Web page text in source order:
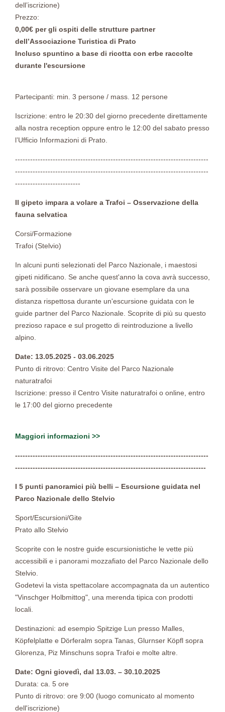
dell’iscrizione)
Prezzo:
0,00€ per gli ospiti delle strutture partner
dell’Associazione Turistica di Prato
Incluso spuntino a base di ricotta con erbe raccolte
durante l'escursione
Partecipanti: min. 3 persone / mass. 12 persone
Iscrizione: entro le 20:30 del giorno precedente direttamente
alla nostra reception oppure entro le 12:00 del sabato presso
l’Ufficio Informazioni di Prato.
-----------------------------------------------------------------------------
-----------------------------------------------------------------------------
--------------------------
Il gipeto impara a volare a Trafoi – Osservazione della
fauna selvatica
Corsi/Formazione
Trafoi (Stelvio)
In alcuni punti selezionati del Parco Nazionale, i maestosi
gipeti nidificano. Se anche quest'anno la cova avrà successo,
sarà possibile osservare un giovane esemplare da una
distanza rispettosa durante un'escursione guidata con le
guide partner del Parco Nazionale. Scoprite di più su questo
prezioso rapace e sul progetto di reintroduzione a livello
alpino.
Date: 13.05.2025 - 03.06.2025
Punto di ritrovo: Centro Visite del Parco Nazionale
naturatrafoi
Iscrizione: presso il Centro Visite naturatrafoi o online, entro
le 17:00 del giorno precedente
Maggiori informazioni >>
-----------------------------------------------------------------------------
----------------------------------------------------------------------------
I 5 punti panoramici più belli – Escursione guidata nel
Parco Nazionale dello Stelvio
Sport/Escursioni/Gite
Prato allo Stelvio
Scoprite con le nostre guide escursionistiche le vette più
accessibili e i panorami mozzafiato del Parco Nazionale dello
Stelvio.
Godetevi la vista spettacolare accompagnata da un autentico
"Vinschger Holbmittog", una merenda tipica con prodotti
locali.
Destinazioni: ad esempio Spitzige Lun presso Malles,
Köpfelplatte e Dörferalm sopra Tanas, Glurnser Köpfl sopra
Glorenza, Piz Minschuns sopra Trafoi e molte altre.
Date: Ogni giovedì, dal 13.03. – 30.10.2025
Durata: ca. 5 ore
Punto di ritrovo: ore 9:00 (luogo comunicato al momento
dell'iscrizione)